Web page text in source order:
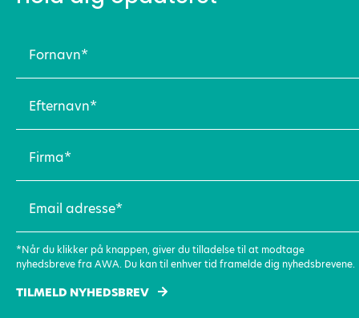
(Påkrævet)
(Påkrævet)
(Påkrævet)
adresse
(Påkrævet)
*Når du klikker på knappen, giver du tilladelse til at modtage
nyhedsbreve fra AWA. Du kan til enhver tid framelde dig nyhedsbrevene.
TILMELD NYHEDSBREV